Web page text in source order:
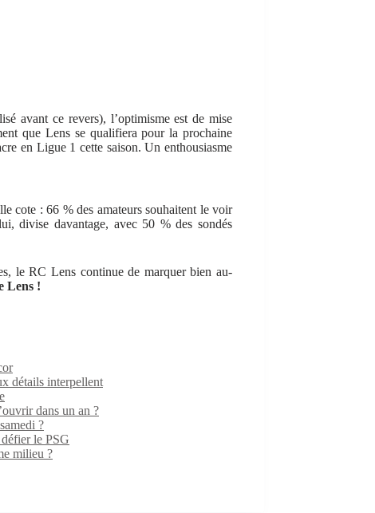
avant ce revers), l’optimisme est de mise
que Lens se qualifiera pour la prochaine
en Ligue 1 cette saison. Un enthousiasme
cote : 66 % des amateurs souhaitent le voir
divise davantage, avec 50 % des sondés
le RC Lens continue de marquer bien au-
Lens !
détails interpellent
dans un an ?
?
le PSG
milieu ?